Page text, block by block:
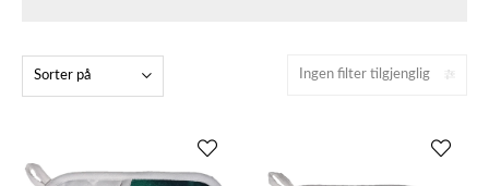
Ingen filter tilgjenglig
Sorter på